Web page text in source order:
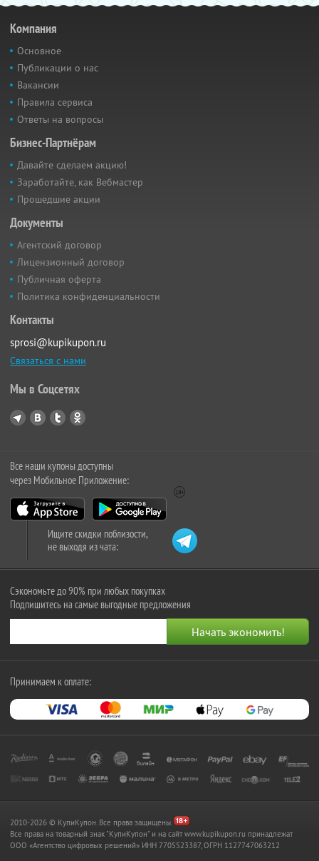
Компания
Основное
Публикации о нас
Вакансии
Правила сервиса
Ответы на вопросы
Бизнес-Партнёрам
Давайте сделаем акцию!
Заработайте, как Вебмастер
Прошедшие акции
Документы
Агентский договор
Лицензионный договор
Публичная оферта
Политика конфиденциальности
Контакты
sprosi@kupikupon.ru
Связаться с нами
Мы в Соцсетях
Все наши купоны доступны
через Мобильное Приложение:
Ищите скидки поблизости,
не выходя из чата:
Сэкономьте до 90% при любых покупках
Подпишитесь на самые выгодные предложения
Принимаем к оплате:
2010-2026 © КупиКупон. Все права защищены.
Все права на товарный знак "КупиКупон" и на сайт www.kupikupon.ru принадлежат
OOO «Агентство цифровых решений» ИНН 7705523387, ОГРН 1127747063212